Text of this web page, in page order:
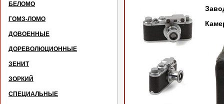
БЕЛОМО
ГОМЗ-ЛОМО
ДОВОЕННЫЕ
ДОРЕВОЛЮЦИОННЫЕ
ЗЕНИТ
ЗОРКИЙ
СПЕЦИАЛЬНЫЕ